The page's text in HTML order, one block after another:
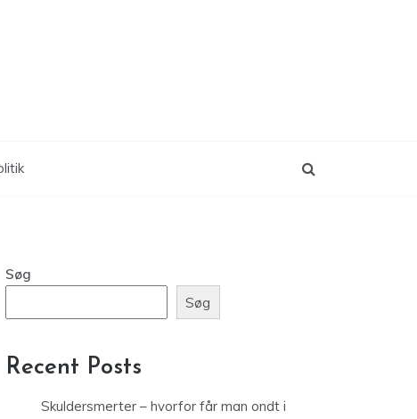
Søg
Søg
Recent Posts
Skuldersmerter – hvorfor får man ondt i